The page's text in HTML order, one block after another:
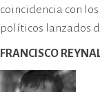
coincidencia con
políticos lanzados
FRANCISCO